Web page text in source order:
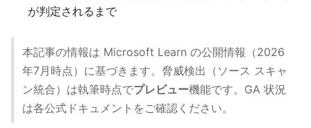
が判定されるまで
本記事の情報は Microsoft Learn の公開情報（2026
年7月時点）に基づきます。脅威検出（ソース スキャ
ン統合）は執筆時点でプレビュー機能です。GA 状況
は各公式ドキュメントをご確認ください。